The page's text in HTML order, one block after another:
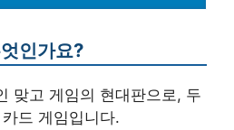
인가요?
맞고 게임의 현대판으로, 두
드 게임입니다.